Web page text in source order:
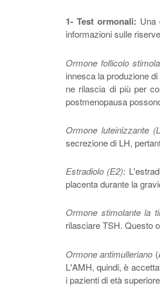
1- Test ormonali: Una
informazioni sulle
Ormone follicolo
innesca la produzione
ne rilascia di più per
postmenopausa
Ormone luteinizzante
secrezione di LH,
Estradiolo (E2):
placenta durante la
Ormone stimolante la
rilasciare TSH. Questo
Ormone antimulleriano
L'AMH, quindi, è
i pazienti di età